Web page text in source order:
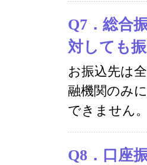
Q7．総合
対しても
お振込先は
融機関のみ
できません
Q8．口座